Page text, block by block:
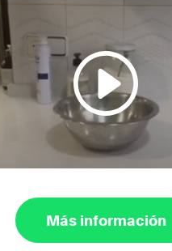
Más información